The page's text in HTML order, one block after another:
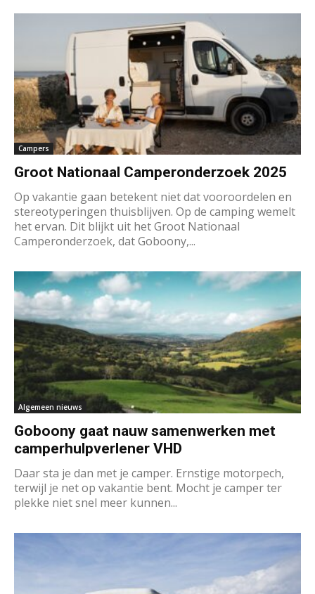
Campers
Groot Nationaal Camperonderzoek 2025
Op vakantie gaan betekent niet dat vooroordelen en
stereotyperingen thuisblijven. Op de camping wemelt
het ervan. Dit blijkt uit het Groot Nationaal
Camperonderzoek, dat Goboony,...
Algemeen nieuws
Goboony gaat nauw samenwerken met
camperhulpverlener VHD
Daar sta je dan met je camper. Ernstige motorpech,
terwijl je net op vakantie bent. Mocht je camper ter
plekke niet snel meer kunnen...